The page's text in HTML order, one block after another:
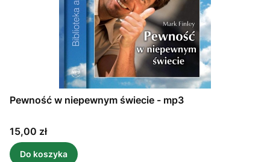
Pewność w niepewnym świecie - mp3
Cena
15,00 zł
Do koszyka